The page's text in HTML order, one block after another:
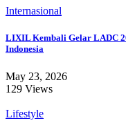
Internasional
LIXIL Kembali Gelar LADC
Indonesia
May 23, 2026
129 Views
Lifestyle